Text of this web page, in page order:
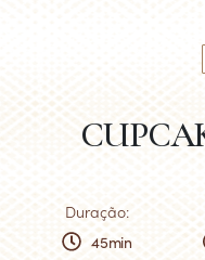
Duração:
45min